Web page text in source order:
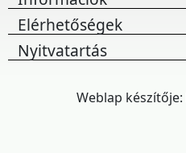
Elérhetőségek
Nyitvatartás
Weblap készítője: